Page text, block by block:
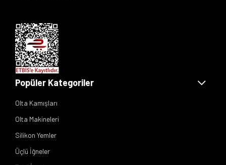
Popüler Kategoriler
Olta Kamışları
Olta Makineleri
Silikon Yemler
Üçlü İğneler